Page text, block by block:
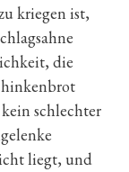
kriegen ist,
die
schlechter
liegt, und